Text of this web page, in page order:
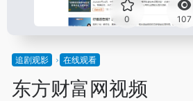
0 107
追剧观影 在线观看
东方财富网视频